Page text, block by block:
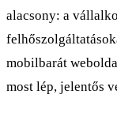
alacsony: a
mobilbarát
most lép, jelentős